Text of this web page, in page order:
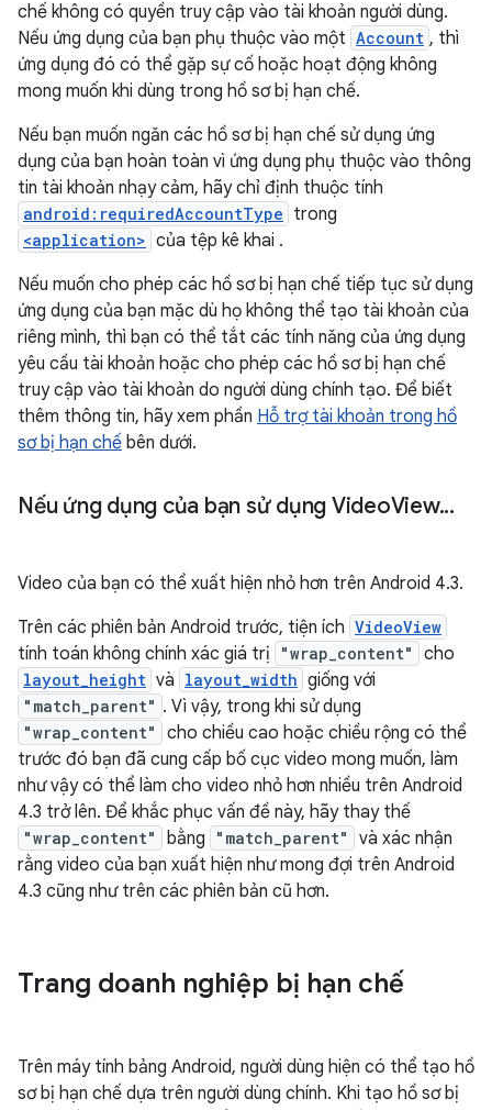
chế không có quyền truy cập vào tài khoản người dùng.
Nếu ứng dụng của bạn phụ thuộc vào một Account , thì
ứng dụng đó có thể gặp sự cố hoặc hoạt động không
mong muốn khi dùng trong hồ sơ bị hạn chế.
Nếu bạn muốn ngăn các hồ sơ bị hạn chế sử dụng ứng
dụng của bạn hoàn toàn vì ứng dụng phụ thuộc vào thông
tin tài khoản nhạy cảm, hãy chỉ định thuộc tính
android:requiredAccountType trong
<application> của tệp kê khai .
Nếu muốn cho phép các hồ sơ bị hạn chế tiếp tục sử dụng
ứng dụng của bạn mặc dù họ không thể tạo tài khoản của
riêng mình, thì bạn có thể tắt các tính năng của ứng dụng
yêu cầu tài khoản hoặc cho phép các hồ sơ bị hạn chế
truy cập vào tài khoản do người dùng chính tạo. Để biết
thêm thông tin, hãy xem phần Hỗ trợ tài khoản trong hồ
sơ bị hạn chế bên dưới.
Nếu ứng dụng của bạn sử dụng VideoView...
Video của bạn có thể xuất hiện nhỏ hơn trên Android 4.3.
Trên các phiên bản Android trước, tiện ích VideoView
tính toán không chính xác giá trị "wrap_content" cho
layout_height và layout_width giống với
"match_parent" . Vì vậy, trong khi sử dụng
"wrap_content"
cho chiều cao hoặc chiều rộng có thể
trước đó bạn đã cung cấp bố cục video mong muốn, làm
như vậy có thể làm cho video nhỏ hơn nhiều trên Android
4.3 trở lên. Để khắc phục vấn đề này, hãy thay thế
"wrap_content" bằng "match_parent"
và xác nhận
rằng video của bạn xuất hiện như mong đợi trên Android
4.3 cũng như trên các phiên bản cũ hơn.
Trang doanh nghiệp bị hạn chế
Trên máy tính bảng Android, người dùng hiện có thể tạo hồ
sơ bị hạn chế dựa trên người dùng chính. Khi tạo hồ sơ bị